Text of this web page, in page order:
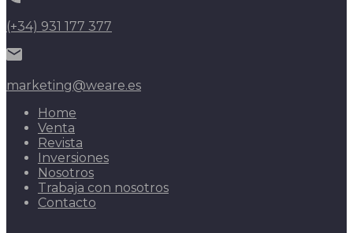
(+34) 931 177 377
marketing@weare.es
Home
Venta
Revista
Inversiones
Nosotros
Trabaja con nosotros
Contacto